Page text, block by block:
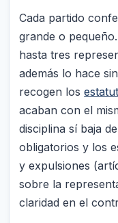
Cada partido
grande o
hasta tres
además lo hace
recogen los
acaban con el
disciplina sí baja
obligatorios y los
y expulsiones
sobre la
claridad en el